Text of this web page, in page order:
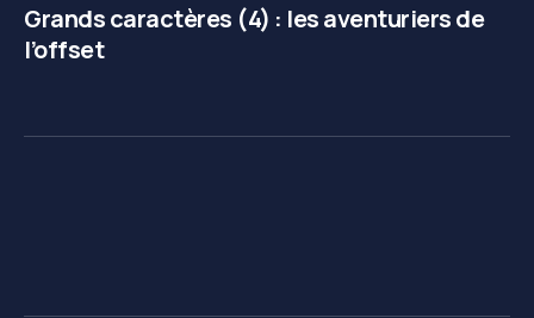
Grands caractères (4) : les aventuriers de
l’offset